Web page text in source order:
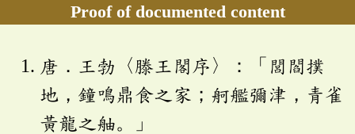
Proof of documented content
唐．王勃〈滕王閣序〉：「閭閻撲
地，鐘鳴鼎食之家；舸艦彌津，青雀
黃龍之舳。」